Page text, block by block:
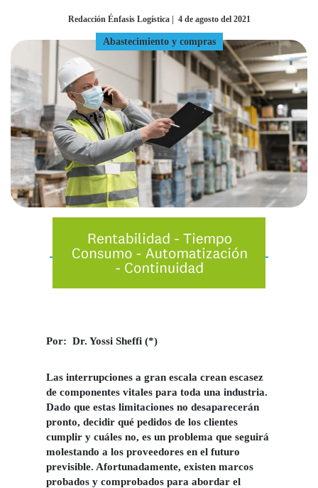
Redacción Énfasis Logística| 4 de agosto del 2021
Abastecimiento y compras
Por: Dr. Yossi Sheffi (*)
Las interrupciones a gran escala crean escasez
de componentes vitales para toda una industria.
Dado que estas limitaciones no desaparecerán
pronto, decidir qué pedidos de los clientes
cumplir y cuáles no, es un problema que seguirá
molestando a los proveedores en el futuro
previsible. Afortunadamente, existen marcos
probados y comprobados para abordar el